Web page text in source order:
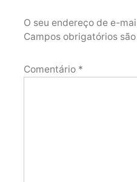
O seu endereço de e-
Campos obrigatórios
Comentário *